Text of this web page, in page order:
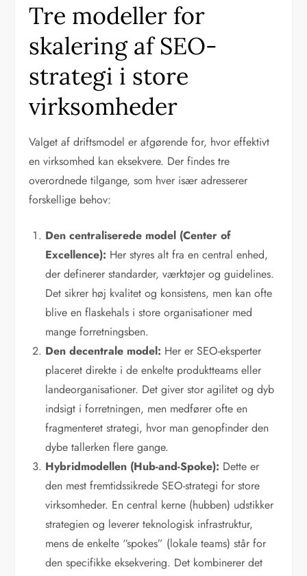
Tre modeller for
skalering af SEO-
strategi i store
virksomheder
Valget af driftsmodel er afgørende for, hvor effektivt
en virksomhed kan eksekvere. Der findes tre
overordnede tilgange, som hver især adresserer
forskellige behov:
Den centraliserede model (Center of
Excellence): Her styres alt fra en central enhed,
der definerer standarder, værktøjer og guidelines.
Det sikrer høj kvalitet og konsistens, men kan ofte
blive en flaskehals i store organisationer med
mange forretningsben.
Den decentrale model: Her er SEO-eksperter
placeret direkte i de enkelte produktteams eller
landeorganisationer. Det giver stor agilitet og dyb
indsigt i forretningen, men medfører ofte en
fragmenteret strategi, hvor man genopfinder den
dybe tallerken flere gange.
Hybridmodellen (Hub-and-Spoke): Dette er
den mest fremtidssikrede SEO-strategi for store
virksomheder. En central kerne (hubben) udstikker
strategien og leverer teknologisk infrastruktur,
mens de enkelte “spokes” (lokale teams) står for
den specifikke eksekvering. Det kombinerer det